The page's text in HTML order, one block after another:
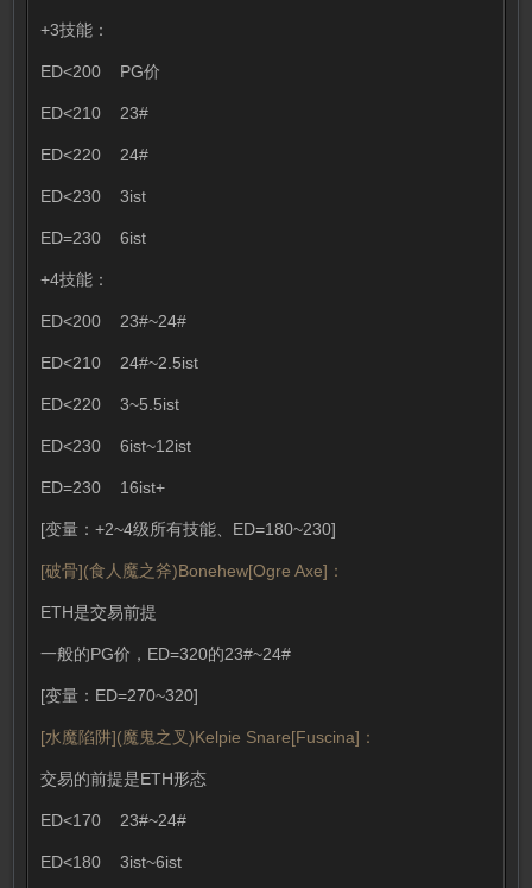
+3技能：
ED<200 PG价
ED<210 23#
ED<220 24#
ED<230 3ist
ED=230 6ist
+4技能：
ED<200 23#~24#
ED<210 24#~2.5ist
ED<220 3~5.5ist
ED<230 6ist~12ist
ED=230 16ist+
[变量：+2~4级所有技能、ED=180~230]
[破骨](食人魔之斧)Bonehew[Ogre Axe]：
ETH是交易前提
一般的PG价，ED=320的23#~24#
[变量：ED=270~320]
[水魔陷阱](魔鬼之叉)Kelpie Snare[Fuscina]：
交易的前提是ETH形态
ED<170 23#~24#
ED<180 3ist~6ist